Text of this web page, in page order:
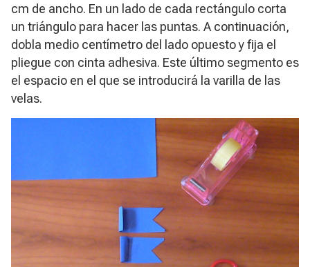
cm de ancho. En un lado de cada rectángulo corta
un triángulo para hacer las puntas. A continuación,
dobla medio centímetro del lado opuesto y fija el
pliegue con cinta adhesiva. Este último segmento es
el espacio en el que se introducirá la varilla de las
velas.